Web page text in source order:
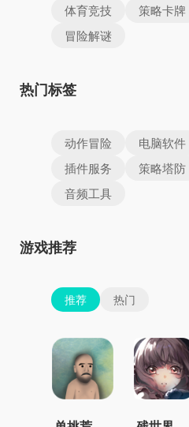
体育竞技
策略卡牌
冒险解谜
热门标签
动作冒险 电脑软件
插件服务
策略塔防
音频工具
游戏推荐
推荐 热门